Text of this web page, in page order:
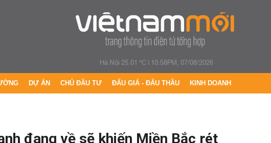
Hà Nội 25.01 °C| 10:58PM, 07/08/2026
DỰ ÁN CHỦ ĐẦU TƯ ĐẤU GIÁ - ĐẤU THẦU KINH DOANH
đang về sẽ khiến Miền Bắc rét